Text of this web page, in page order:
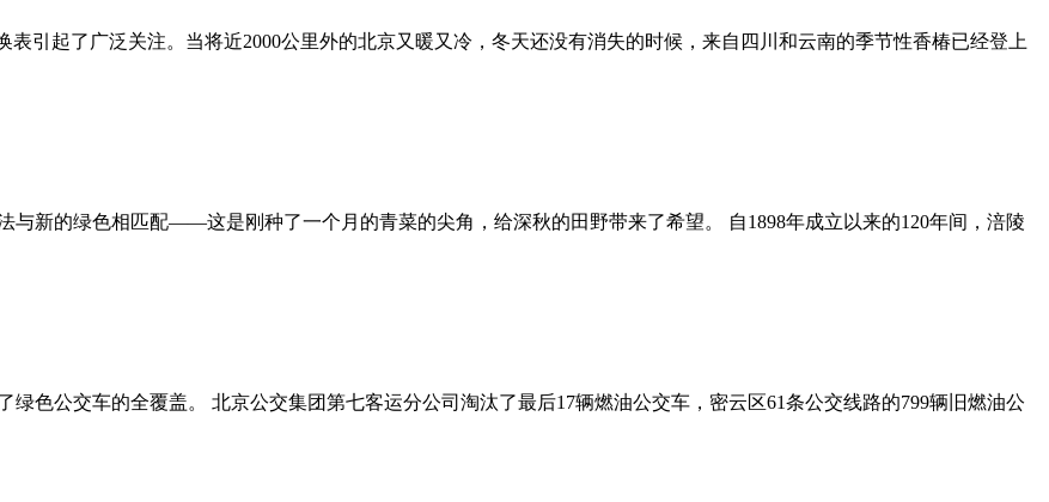
引起了广泛关注。当将近2000公里外的北京又暖又冷，冬天还没有消失的时候，来自四川和云南的季节性香椿已经登上
与新的绿色相匹配——这是刚种了一个月的青菜的尖角，给深秋的田野带来了希望。 自1898年成立以来的120年间，涪陵
色公交车的全覆盖。 北京公交集团第七客运分公司淘汰了最后17辆燃油公交车，密云区61条公交线路的799辆旧燃油公